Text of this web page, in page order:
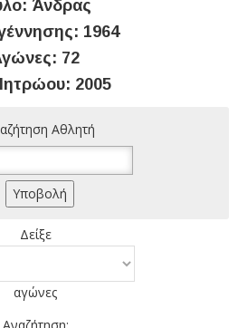
Άνδρας
1964
72
2005
Αθλητή
Δείξε
αγώνες
Αναζήτηση: